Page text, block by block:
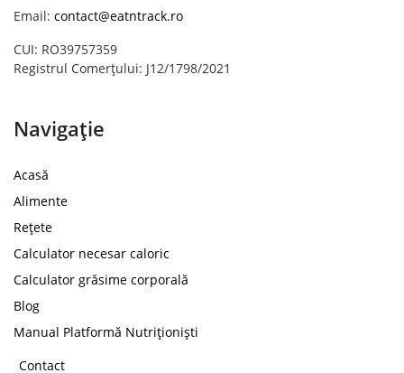
Email: contact@eatntrack.ro
CUI: RO39757359
Registrul Comerțului: J12/1798/2021
Navigație
Acasă
Alimente
Rețete
Calculator necesar caloric
Calculator grăsime corporală
Blog
Manual Platformă Nutriționiști
Contact